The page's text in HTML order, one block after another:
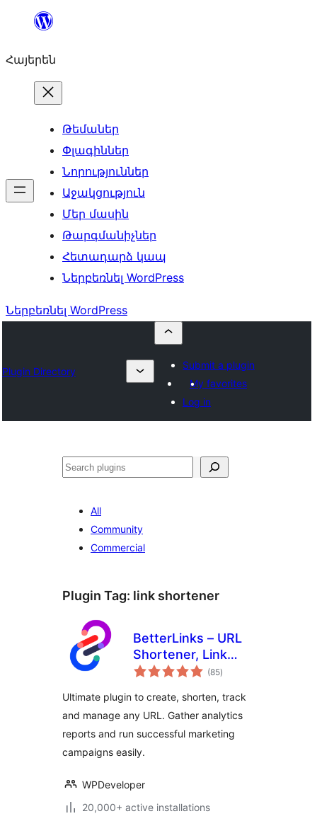
Անցնել
Հայերեն
Թեմաներ
Փլագիններ
Նորություններ
Աջակցություն
Մեր մասին
Թարգմանիչներ
Հետադարձ կապ
Ներբեռնել WordPress
Ներբեռնել WordPress
Plugin Directory
Submit a plugin
My favorites
Log in
Որոնել
All
Community
Commercial
Plugin Tag: link shortener
BetterLinks – URL
Shortener, Link
Tracking, Analytics
Manager
(85total
ratings
)
Ultimate plugin to create, shorten, track
and manage any URL. Gather analytics
reports and run successful marketing
campaigns easily.
WPDeveloper
20,000+ active installations